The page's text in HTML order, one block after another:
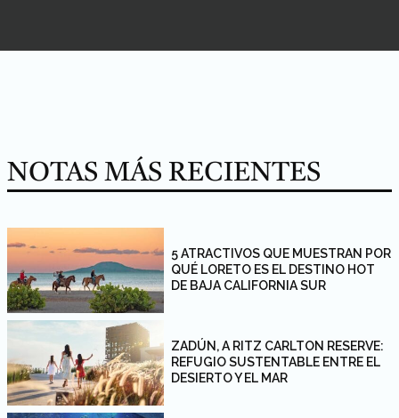
NOTAS MÁS RECIENTES
5 ATRACTIVOS QUE MUESTRAN POR
QUÉ LORETO ES EL DESTINO HOT
DE BAJA CALIFORNIA SUR
ZADÚN, A RITZ CARLTON RESERVE:
REFUGIO SUSTENTABLE ENTRE EL
DESIERTO Y EL MAR